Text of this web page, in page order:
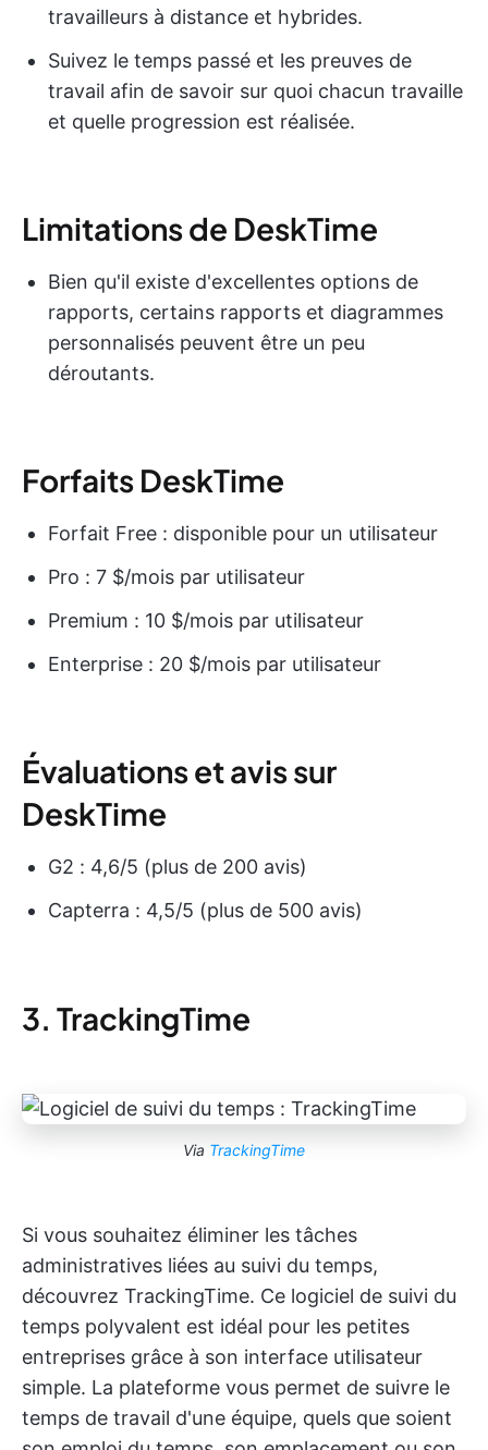
travailleurs à distance et hybrides.
Suivez le temps passé et les preuves de
travail afin de savoir sur quoi chacun travaille
et quelle progression est réalisée.
Limitations de DeskTime
Bien qu'il existe d'excellentes options de
rapports, certains rapports et diagrammes
personnalisés peuvent être un peu
déroutants.
Forfaits DeskTime
Forfait Free : disponible pour un utilisateur
Pro : 7 $/mois par utilisateur
Premium : 10 $/mois par utilisateur
Enterprise : 20 $/mois par utilisateur
Évaluations et avis sur
DeskTime
G2 : 4,6/5 (plus de 200 avis)
Capterra : 4,5/5 (plus de 500 avis)
3. TrackingTime
Via TrackingTime
Si vous souhaitez éliminer les tâches
administratives liées au suivi du temps,
découvrez TrackingTime. Ce logiciel de suivi du
temps polyvalent est idéal pour les petites
entreprises grâce à son interface utilisateur
simple. La plateforme vous permet de suivre le
temps de travail d'une équipe, quels que soient